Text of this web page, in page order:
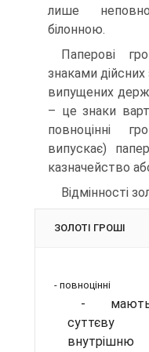
лише
білонною.
Паперові
знаками
випущених
– це знаки
повноцінні
випускає)
казначейство
Відмінності
ЗОЛОТІ ГРОШІ
- повноцінні
-
суттєву
внутрішню